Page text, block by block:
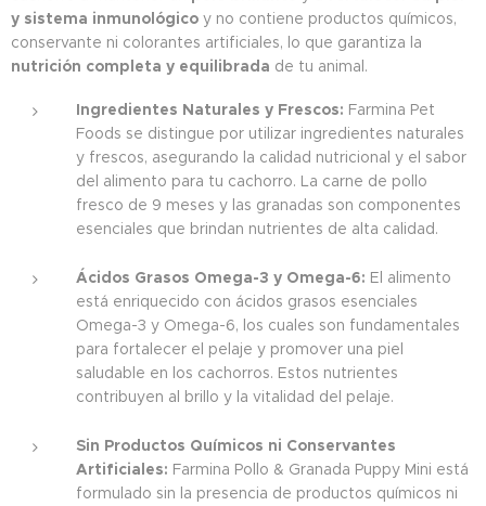
y sistema inmunológico y no contiene productos químicos,
conservante ni colorantes artificiales, lo que garantiza la
nutrición completa y equilibrada de tu animal.
Ingredientes Naturales y Frescos: Farmina Pet
Foods se distingue por utilizar ingredientes naturales
y frescos, asegurando la calidad nutricional y el sabor
del alimento para tu cachorro. La carne de pollo
fresco de 9 meses y las granadas son componentes
esenciales que brindan nutrientes de alta calidad.
Ácidos Grasos Omega-3 y Omega-6: El alimento
está enriquecido con ácidos grasos esenciales
Omega-3 y Omega-6, los cuales son fundamentales
para fortalecer el pelaje y promover una piel
saludable en los cachorros. Estos nutrientes
contribuyen al brillo y la vitalidad del pelaje.
Sin Productos Químicos ni Conservantes
Artificiales: Farmina Pollo & Granada Puppy Mini está
formulado sin la presencia de productos químicos ni